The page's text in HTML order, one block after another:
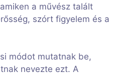
a művész talált
szórt figyelem és a
módot mutatnak be,
nevezte ezt. A